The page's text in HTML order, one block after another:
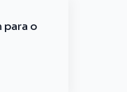
para o